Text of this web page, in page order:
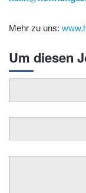
Mehr zu uns:
Um diesen